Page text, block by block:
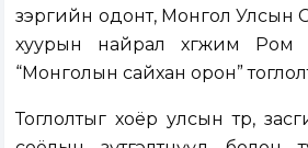
зэргийн одонт, Монгол Улсын
хуурын найрал хөгжим Ром
“Монголын сайхан орон”
Тоглолтыг хоёр улсын төр,